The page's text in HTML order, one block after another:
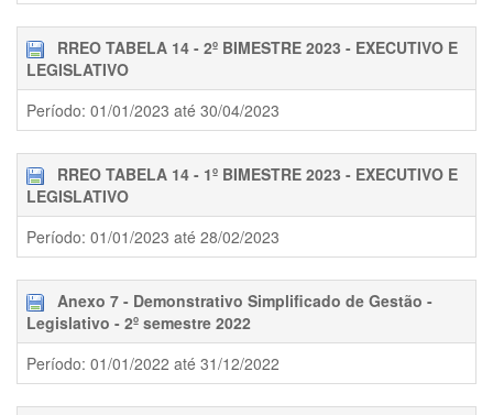
RREO TABELA 14 - 2º BIMESTRE 2023 - EXECUTIVO E
LEGISLATIVO
Período: 01/01/2023 até 30/04/2023
RREO TABELA 14 - 1º BIMESTRE 2023 - EXECUTIVO E
LEGISLATIVO
Período: 01/01/2023 até 28/02/2023
Anexo 7 - Demonstrativo Simplificado de Gestão -
Legislativo - 2º semestre 2022
Período: 01/01/2022 até 31/12/2022